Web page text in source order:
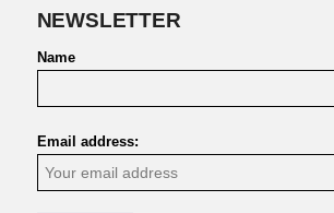
NEWSLETTER
Name
Email address: